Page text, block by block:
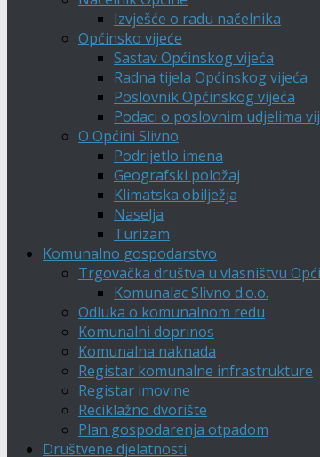
Izvješće o radu načelnika
Općinsko vijeće
Sastav Općinskog vijeća
Radna tijela Općinskog vijeća
Poslovnik Općinskog vijeća
Podaci o poslovnim udjelima
O Općini Slivno
Podrijetlo imena
Geografski položaj
Klimatska obilježja
Naselja
Turizam
Komunalno gospodarstvo
Trgovačka društva u vlasništvu
Komunalac Slivno d.o.o.
Odluka o komunalnom redu
Komunalni doprinos
Komunalna naknada
Registar komunalne infrastrukture
Registar imovine
Reciklažno dvorište
Plan gospodarenja otpadom
Društvene djelatnosti